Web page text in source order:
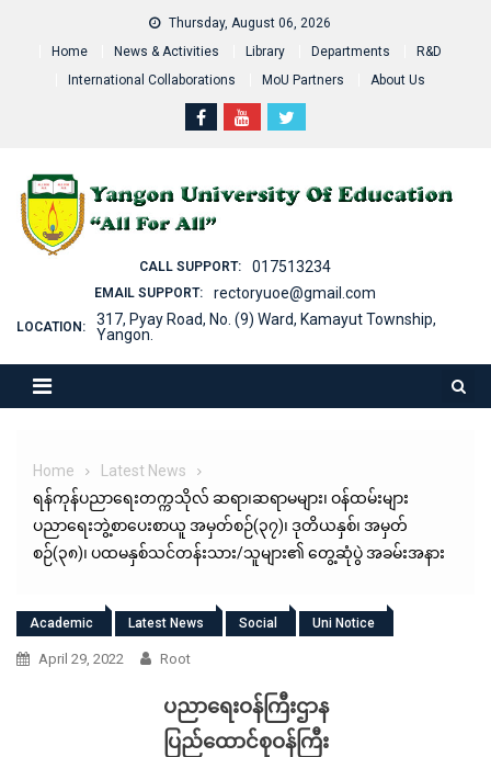
Thursday, August 06, 2026
Home
News & Activities Library Departments
R&D
International Collaborations
MoU Partners About Us
CALL SUPPORT: 017513234
EMAIL SUPPORT: rectoryuoe@gmail.com
LOCATION:
317, Pyay Road, No. (9) Ward, Kamayut Township,
Yangon.
Home
Latest News
ရန်ကုန်ပညာရေးတက္ကသိုလ် ဆရာ၊ဆရာမများ၊ ဝန်ထမ်းများ
ပညာရေးဘွဲ့စာပေးစာယူ အမှတ်စဉ်(၃၇)၊ ဒုတိယနှစ်၊ အမှတ်
စဉ်(၃၈)၊ ပထမနှစ်သင်တန်းသား/သူများ၏ တွေ့ဆုံပွဲ အခမ်းအနား
Academic Latest News Social Uni Notice
April 29, 2022 Root
ပညာရေးဝန်ကြီးဌာန
ပြည်ထောင်စုဝန်ကြီး